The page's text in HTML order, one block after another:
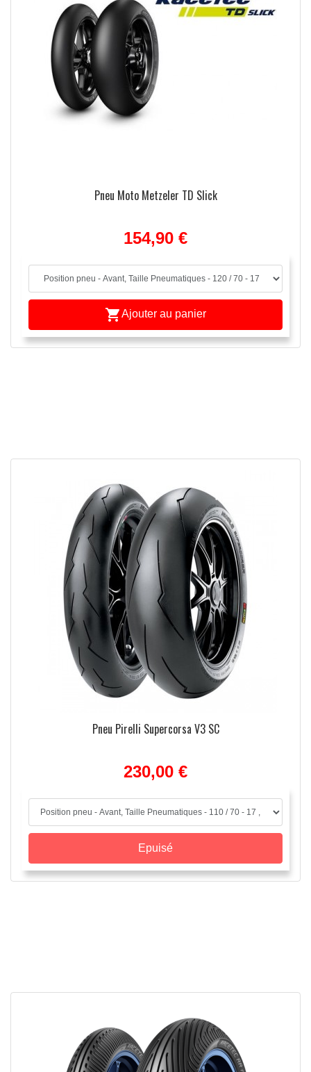
Pneu Moto Metzeler TD Slick
154,90 €
Ajouter au panier
Pneu Pirelli Supercorsa V3 SC
230,00 €
Epuisé